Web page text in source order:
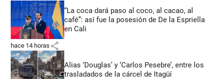
“La coca dará paso al coco, al cacao, al
café”: así fue la posesión de De la Espriella
en Cali
hace 14 horas share
Alias ‘Douglas’ y ‘Carlos Pesebre’, entre los
trasladados de la cárcel de Itagüí